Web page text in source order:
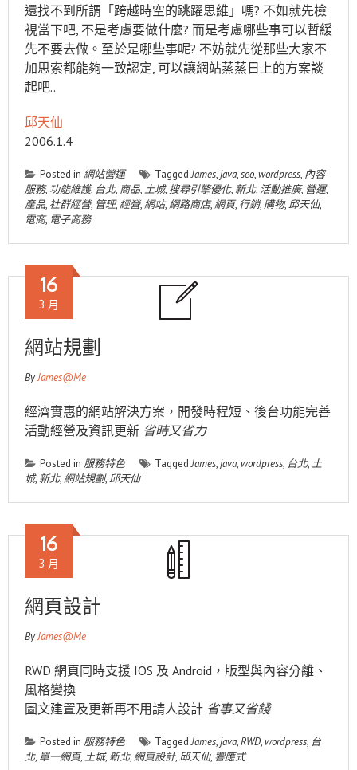
還找不到所謂「跨越時空的跳躍思維」嗎? 不如就先檢
視當下吧, 不是考慮要做什麼? 而是考慮哪些事可以暫緩
先不要去做。至於是哪些事呢? 不妨就先從那些大家不
加思索都能夠一致認定, 可以讓網站蒸蒸日上的方案談
起吧..
邱天仙
2006.1.4
Posted in 網站營運 TaggedJames,java,seo,wordpress, 內容
服務, 功能維護, 台北, 商品,土城, 搜尋引擎優化, 新北, 活動推廣, 營運,
產品, 社群經營, 管理,經營,網站,網路商店,網頁, 行銷, 購物,邱天仙,
電商, 電子商務
網站規劃
16
3 月
ByJames@Me
經濟實惠的網站解決方案，開發時程短、後台功能完善
活動經營及資訊更新 省時又省力
Posted in 服務特色 TaggedJames,java,wordpress, 台北,土
城, 新北,網站規劃,邱天仙
網頁設計
16
3 月
ByJames@Me
RWD 網頁同時支援 IOS 及 Android，版型與內容分離、
風格變換
圖文建置及更新再不用請人設計 省事又省錢
Posted in 服務特色 TaggedJames,java,RWD,wordpress, 台
北, 單一網頁,土城, 新北,網頁設計,邱天仙, 響應式